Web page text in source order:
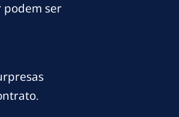
podem ser